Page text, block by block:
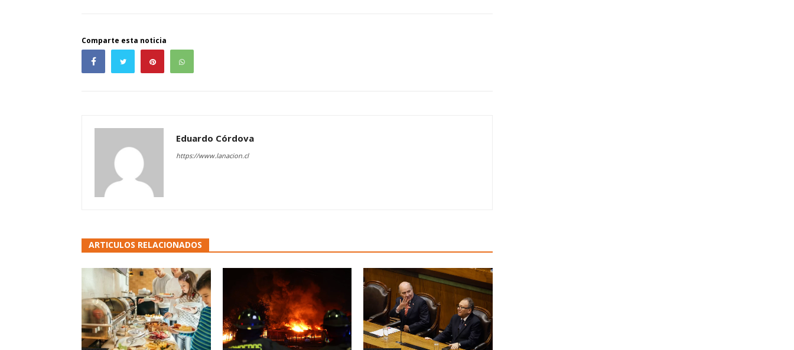
Comparte esta noticia
Eduardo Córdova
https://www.lanacion.cl
ARTICULOS RELACIONADOS